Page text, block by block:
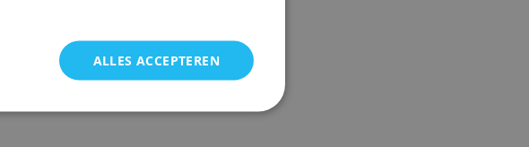
ALLES ACCEPTEREN